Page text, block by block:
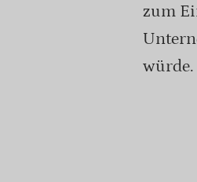
zum
würde.